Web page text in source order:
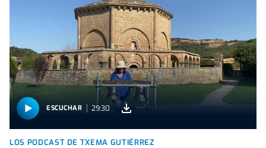
ESCUCHAR 29:30
LOS PODCAST DE TXEMA GUTIÉRREZ